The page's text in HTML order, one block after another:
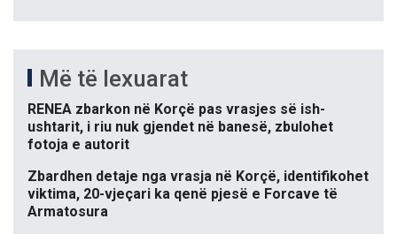
Më të lexuarat
RENEA zbarkon në Korçë pas vrasjes së ish-
ushtarit, i riu nuk gjendet në banesë, zbulohet
fotoja e autorit
Zbardhen detaje nga vrasja në Korçë, identifikohet
viktima, 20-vjeçari ka qenë pjesë e Forcave të
Armatosura